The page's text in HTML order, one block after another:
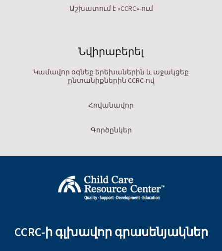
Աշխատում է «CCRC»-ում
Նվիրաբերել
Կամավոր օգնեք երեխաներին և աջակցեք
ընտանիքներին CCRC-ով
Հովանավոր
Գործընկեր
CCRC-ի գլխավոր գրասենյակներ